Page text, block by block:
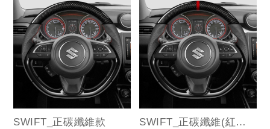
SWIFT_正碳纖維款 SWIFT_正碳纖維(紅環)款